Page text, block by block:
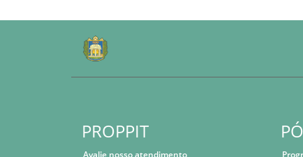
PROPPIT
Avalie nosso atendimento